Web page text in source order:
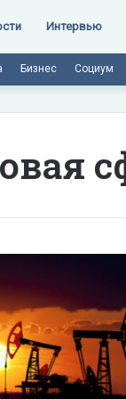
Интервью
Бизнес Социум